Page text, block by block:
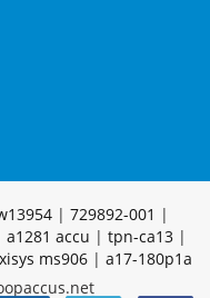
| 729892-001 |
a1281 accu | tpn-ca13|
ms906| a17-180p1a